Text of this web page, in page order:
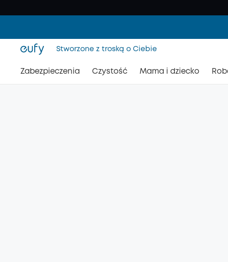
Stworzone z troską o Ciebie
Zabezpieczenia Czystość Mama i dziecko